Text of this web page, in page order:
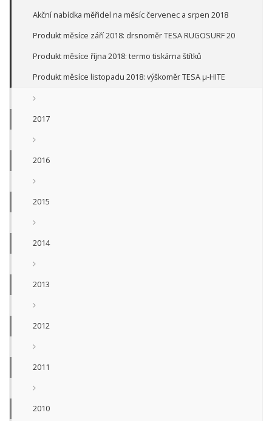
Akční nabídka měřidel na měsíc červenec a srpen 2018
Produkt měsíce září 2018: drsnoměr TESA RUGOSURF 20
Produkt měsíce října 2018: termo tiskárna štítků
Produkt měsíce listopadu 2018: výškoměr TESA µ-HITE
2017
2016
2015
2014
2013
2012
2011
2010